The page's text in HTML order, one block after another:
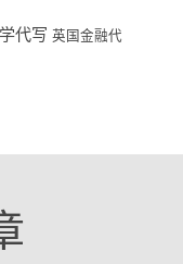
代写 英国金融代